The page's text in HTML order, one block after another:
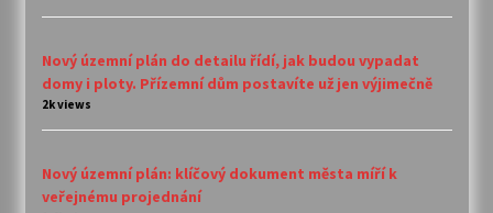
Nový územní plán do detailu řídí, jak budou vypadat
domy i ploty. Přízemní dům postavíte už jen výjimečně
2k views
Nový územní plán: klíčový dokument města míří k
veřejnému projednání